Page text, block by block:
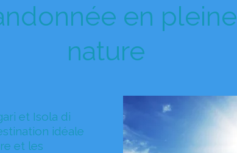
en pleine
nature
et Isola di
idéale
et les